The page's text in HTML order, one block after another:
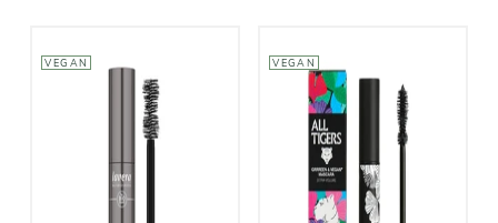
VEGAN
LAVERA
VEGAN
ALL TIGERS